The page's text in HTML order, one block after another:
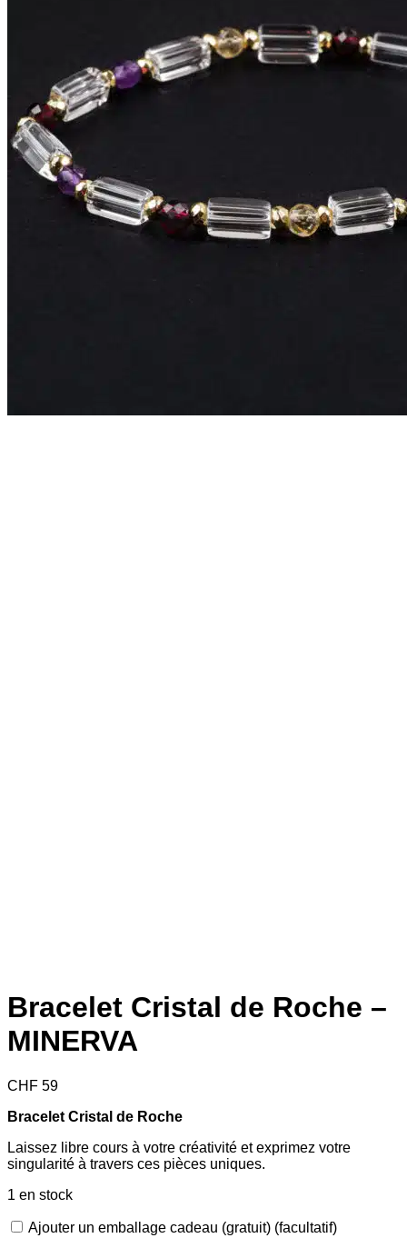
Bracelet Cristal de Roche –
MINERVA
CHF 59
Bracelet Cristal de Roche
Laissez libre cours à votre créativité et exprimez votre
singularité à travers ces pièces uniques.
1 en stock
Ajouter un emballage cadeau (gratuit) (facultatif)